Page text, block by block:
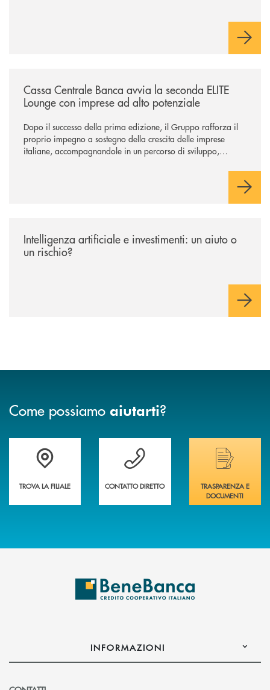
Cassa Centrale Banca avvia la seconda ELITE
Lounge con imprese ad alto potenziale
Dopo il successo della prima edizione, il Gruppo rafforza il
proprio impegno a sostegno della crescita delle imprese
italiane, accompagnandole in un percorso di sviluppo,
Intelligenza artificiale e investimenti: un aiuto o
un rischio?
Come possiamo aiutarti?
Trova la filiale più vicina a te&nbsp;
TROVA LA FILIALE
Hai bisogno di assistenza immediata?
CONTATTO DIRETTO
Hai bisogno di
TRASPARENZA E
DOCUMENTI
INFORMAZIONI